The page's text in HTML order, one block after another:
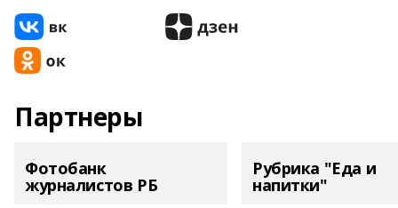
Партнеры
Фотобанк
журналистов РБ
Рубрика "Еда и
напитки"